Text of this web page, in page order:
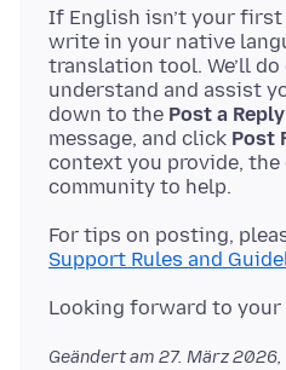
If English isn’t your
write in your native
translation tool. We’ll
understand and assist
down to the Post a Reply
message, and click Post
context you provide,
For tips on posting,
Support Rules and
Geändert am 27. März